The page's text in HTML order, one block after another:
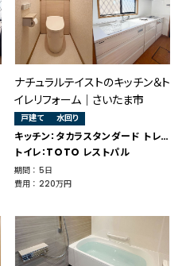
ナチュラルテイストのキッチン＆ト
イレリフォーム｜さいたま市
戸建て 水回り
キッチン：タカラスタンダード トレーシア
トイレ：TOTO レストパル
期間 ： 5日
費用 ： 220万円